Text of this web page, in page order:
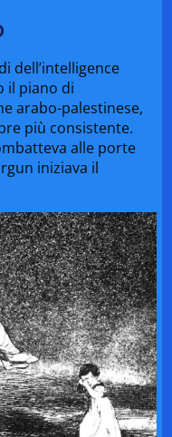
dell’intelligence
il piano di
arabo-palestinese,
più consistente.
alle porte
iniziava il